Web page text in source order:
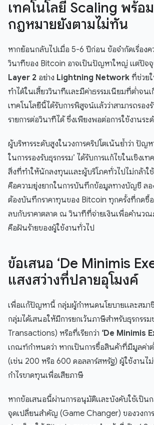
เทคโนโลยี Scaling พร้อ
กฎหมายยังตามไม่ทัน
หากย้อนกลับไปเมื่อ 5-6 ปีก่อน ข้อจำกัดเรื่องค
วินาทีของ Bitcoin อาจเป็นปัญหาใหญ่ แต่ปัจจุ
Layer 2 อย่าง Lightning Network ที่ช่วย
ทำได้ในเสี้ยววินาทีและมีค่าธรรมเนียมที่ต่ำจน
เทคโนโลยีนี้ได้รับการพิสูจน์แล้วว่าสามารถรอง
รายการต่อวินาทีได้ ซึ่งเพียงพอต่อการใช้งานระ
ผู้บริหารระดับสูงในวงการคริปโตเน้นย้ำว่า ปัญห
ในการรองรับธุรกรรม’ ได้รับการแก้ไขในเชิง
สิ่งที่ทำให้นักลงทุนและผู้บริโภคทั่วไปไม่กล้าใ
คือความยุ่งยากในการบันทึกข้อมูลทางบัญชี ล
ต้องบันทึกราคาทุนของ Bitcoin ทุกครั้งที่กดซื้
ลบกับราคาตลาด ณ วินาทีที่จ่ายเงินเพื่อคำนว
คือฝันร้ายของผู้ใช้งานทั่วไป
ข้อเสนอ ‘De Minimis
แสงสว่างที่ปลายอุโมงค์
เพื่อแก้ปัญหานี้ กลุ่มผู้กำหนดนโยบายและสมา
กลุ่มได้เสนอให้มีการยกเว้นภาษีสำหรับธุรกรรม
Transactions) หรือที่เรียกว่า ‘De Minimis
เกณฑ์กำหนดว่า หากเป็นการซื้อสินค้าที่มีมูลค่า
(เช่น 200 หรือ 600 ดอลลาร์สหรัฐ) ผู้ใช้งานไ
กำไรขาดทุนเพื่อเสียภาษี
หากข้อเสนอนี้ผ่านการอนุมัติและบังคับใช้เป็น
จุดเปลี่ยนสำคัญ (Game Changer) ของวงกา